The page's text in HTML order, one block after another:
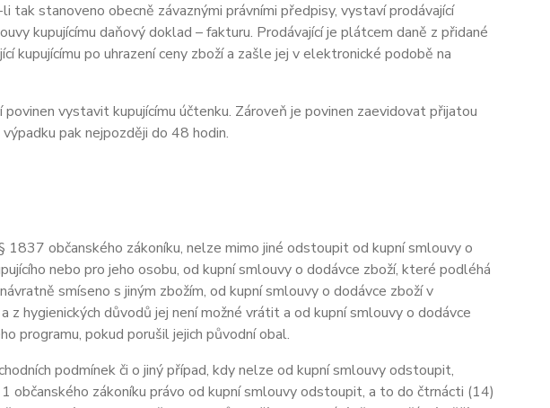
stanoveno obecně závaznými právními předpisy, vystaví prodávající
kupujícímu daňový doklad – fakturu. Prodávajícíje plátcem daně z přidané
kupujícímu po uhrazení ceny zboží a zašle jej v elektronické podobě na
vystavit kupujícímu účtenku. Zároveň je povinen zaevidovat přijatou
pak nejpozději do 48 hodin.
občanského zákoníku, nelze mimo jiné odstoupit od kupní smlouvy o
nebo pro jeho osobu, od kupní smlouvy o dodávce zboží, které podléhá
smíseno s jiným zbožím, od kupní smlouvy o dodávce zboží v
hygienických důvodů jej není možné vrátit a od kupní smlouvy o dodávce
programu, pokud porušil jejich původní obal.
podmínek či o jiný případ, kdy nelze od kupní smlouvy odstoupit,
občanského zákoníku právo od kupní smlouvy odstoupit, a to do čtrnácti (14)